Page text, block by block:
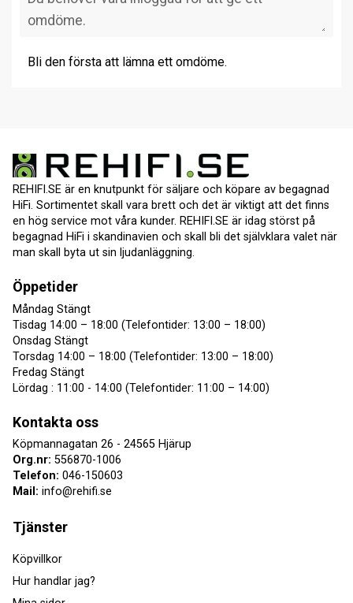
Bli den första att lämna ett omdöme.
REHIFI.SE är en knutpunkt för säljare och köpare av begagnad
HiFi. Sortimentet skall vara brett och det är viktigt att det finns
en hög service mot våra kunder. REHIFI.SE är idag störst på
begagnad HiFi i skandinavien och skall bli det självklara valet när
man skall byta ut sin ljudanläggning.
Öppetider
Måndag Stängt
Tisdag 14:00 – 18:00 (Telefontider: 13:00 – 18:00)
Onsdag Stängt
Torsdag 14:00 – 18:00 (Telefontider: 13:00 – 18:00)
Fredag Stängt
Lördag : 11:00 - 14:00 (Telefontider: 11:00 – 14:00)
Kontakta oss
Köpmannagatan 26 - 24565 Hjärup
Org.nr: 556870-1006
Telefon: 046-150603
Mail: info@rehifi.se
Tjänster
Köpvillkor
Hur handlar jag?